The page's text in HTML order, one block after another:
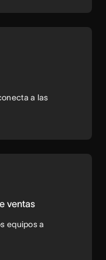
a las
ventas
equipos a